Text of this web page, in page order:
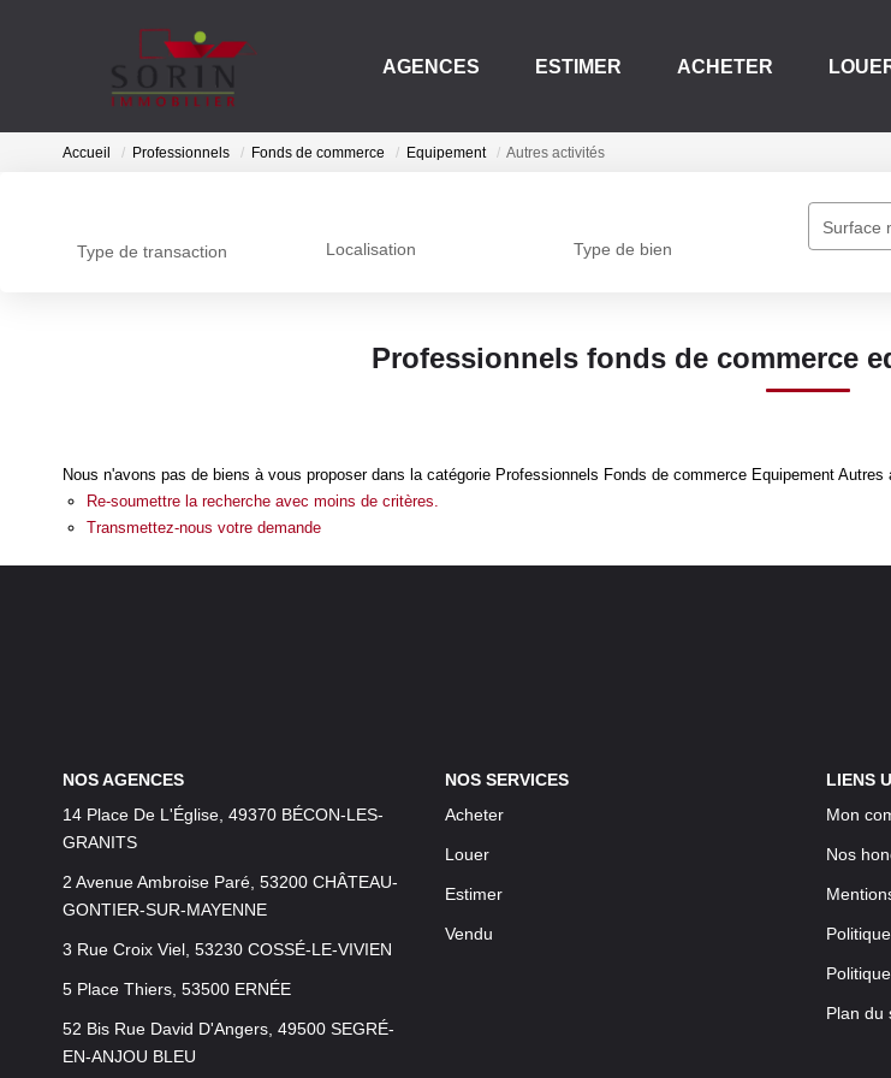
AGENCES ESTIMER ACHETER
Accueil Professionnels Fonds de commerce Equipement Autres activités
Type de transaction Localisation Type de bien
Surface
Professionnels fonds de commerce
Nous n'avons pas de biens à vous proposer dans la catégorie Professionnels Fonds de commerce Equipement
Re-soumettre la recherche avec moins de critères.
Transmettez-nous votre demande
NOS AGENCES
14 Place De L'Église, 49370 BÉCON-LES-
GRANITS
2 Avenue Ambroise Paré, 53200 CHÂTEAU-
GONTIER-SUR-MAYENNE
3 Rue Croix Viel, 53230 COSSÉ-LE-VIVIEN
5 Place Thiers, 53500 ERNÉE
52 Bis Rue David D'Angers, 49500 SEGRÉ-
EN-ANJOU BLEU
NOS SERVICES
Acheter
Louer
Estimer
Vendu
LIENS
Mon
Nos
Plan du